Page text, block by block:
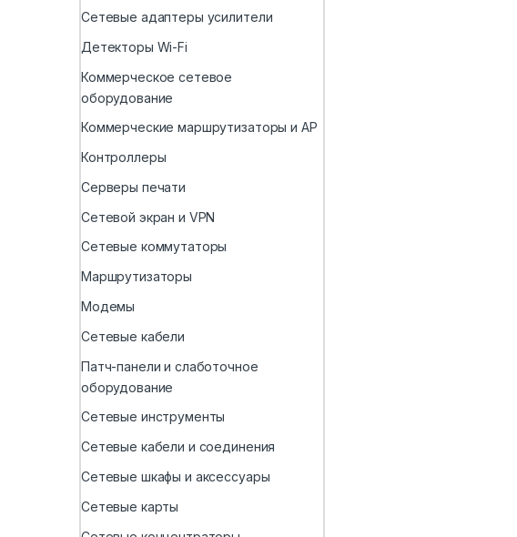
Сетевые адаптеры усилители
Детекторы Wi-Fi
Коммерческое сетевое
оборудование
Коммерческие маршрутизаторы и AP
Контроллеры
Серверы печати
Сетевой экран и VPN
Сетевые коммутаторы
Маршрутизаторы
Модемы
Сетевые кабели
Патч-панели и слаботочное
оборудование
Сетевые инструменты
Сетевые кабели и соединения
Сетевые шкафы и аксессуары
Сетевые карты